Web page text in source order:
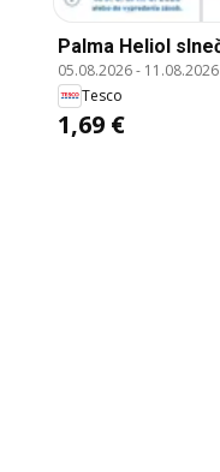
Palma Heliol
05.08.2026- 11.08.2026
Tesco
1,69 €